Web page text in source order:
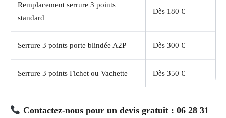
Remplacement serrure 3 points
standard
Dès 180 €
Serrure 3 points porte blindée A2P Dès 300 €
Serrure 3 points Fichet ou Vachette Dès 350 €
Contactez-nous pour un devis gratuit : 06 28 31